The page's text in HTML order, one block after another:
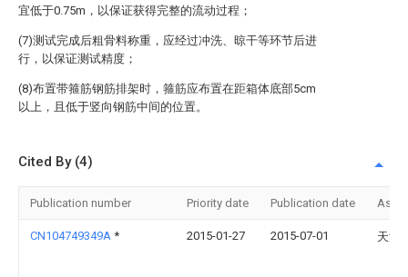
宜低于0.75m，以保证获得完整的流动过程；
(7)测试完成后粗骨料称重，应经过冲洗、晾干等环节后进
行，以保证测试精度；
(8)布置带箍筋钢筋排架时，箍筋应布置在距箱体底部5cm
以上，且低于竖向钢筋中间的位置。
Cited By (4)
Publication number Priority date Publication date
CN104749349A * 2015-01-27 2015-07-01 天津